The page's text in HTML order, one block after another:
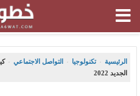
الرئيسية ، تكنولوجيا ، التواصل الاجتماعي ،
الجديد 2022